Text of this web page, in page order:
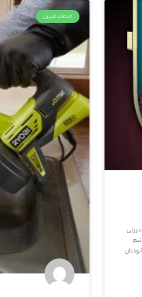
زنی
خدمات فنرزن